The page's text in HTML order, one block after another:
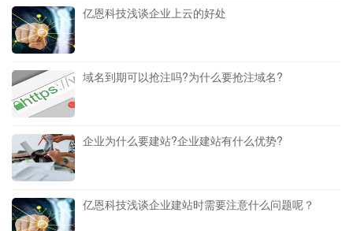
亿恩科技浅谈企业上云的好处
域名到期可以抢注吗?为什么要抢注域名?
企业为什么要建站?企业建站有什么优势?
亿恩科技浅谈企业建站时需要注意什么问题呢？